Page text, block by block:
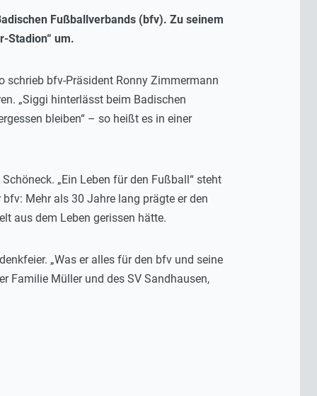
Fußballverbands (bfv). Zu seinem
Stadion“ um.
schrieb bfv-Präsident Ronny Zimmermann
„Siggi hinterlässt beim Badischen
bleiben“ – so heißt es in einer
„Ein Leben für den Fußball“ steht
Mehr als 30 Jahre lang prägte er den
aus dem Leben gerissen hätte.
„Was er alles für den bfv und seine
Familie Müller und des SV Sandhausen,